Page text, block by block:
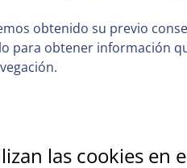
obtenido su previo
para obtener información
las cookies en